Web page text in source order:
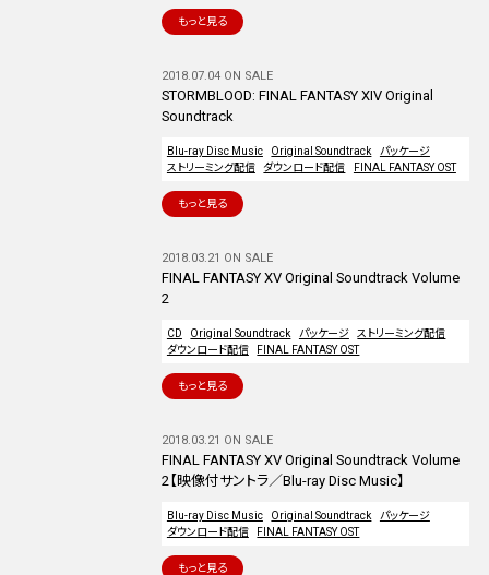
もっと見る
2018.07.04 ON SALE
STORMBLOOD: FINAL FANTASY XIV Original
Soundtrack
Blu-ray Disc Music Original Soundtrack
パッケージ
ストリーミング配信
ダウンロード配信 FINAL FANTASY OST
もっと見る
2018.03.21 ON SALE
FINAL FANTASY XV Original Soundtrack Volume
2
CD Original Soundtrack パッケージ
ストリーミング配信
ダウンロード配信
FINAL FANTASY OST
もっと見る
2018.03.21 ON SALE
FINAL FANTASY XV Original Soundtrack Volume
2【映像付サントラ／Blu-ray Disc Music】
Blu-ray Disc Music Original Soundtrack
パッケージ
ダウンロード配信
FINAL FANTASY OST
もっと見る